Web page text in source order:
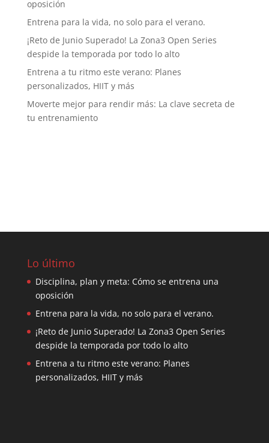
oposición
Entrena para la vida, no solo para el verano.
¡Reto de Junio Superado! La Zona3 Open Series
despide la temporada por todo lo alto
Entrena a tu ritmo este verano: Planes
personalizados, HIIT y más
Moverte mejor para rendir más: La clave secreta de
tu entrenamiento
Lo último
Disciplina, plan y meta: Cómo se entrena una
oposición
Entrena para la vida, no solo para el verano.
¡Reto de Junio Superado! La Zona3 Open Series
despide la temporada por todo lo alto
Entrena a tu ritmo este verano: Planes
personalizados, HIIT y más